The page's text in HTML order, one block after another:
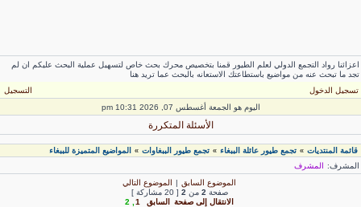
رواد التجمع الدولي لعلم الطيور قمنا بتخصيص محرك بحث خاص لتسهيل عملية البحث عليكم ان لم
ما تبحث عنه من مواضيع باستطاعتك الاستعانه بالبحث عما تريد هنا
تسجيل الدخول
التسجيل
اليوم هو الجمعة أغسطس 07, 2026 10:31 pm
الأسئلة المتكررة
قائمة المنتديات» تجمع طيور عائلة الببغاء» تجمع طيور الببغاوات»
المواضيع المتميزة للببغاء
المشرف
الموضوع السابق| الموضوع التالي
صفحة2من 2[ 20 مشاركة ]
الانتقال إلى صفحة
السابق ,
2